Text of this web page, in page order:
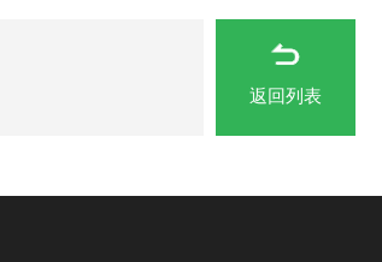
返回列表